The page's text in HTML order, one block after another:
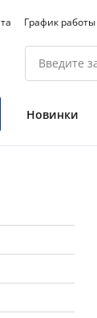
График работы
Новинки